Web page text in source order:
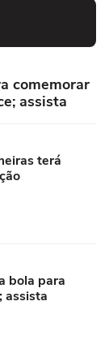
comemorar
assista
terá
bola para
assista